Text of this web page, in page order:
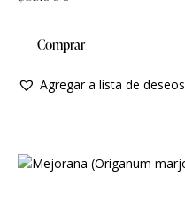
Comprar
Agregar a lista de deseos